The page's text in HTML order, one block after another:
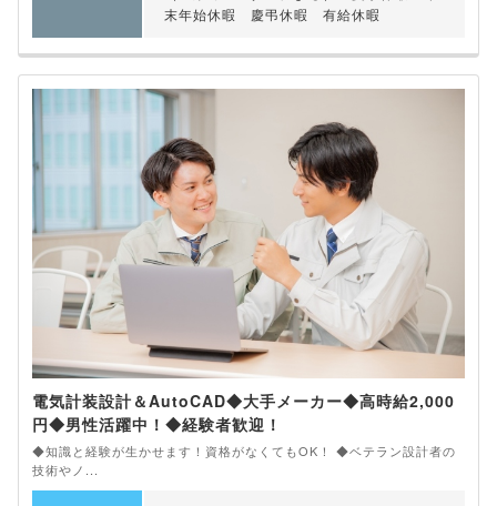
末年始休暇 慶弔休暇 有給休暇
電気計装設計＆AutoCAD◆大手メーカー◆高時給2,000
円◆男性活躍中！◆経験者歓迎！
◆知識と経験が生かせます！資格がなくてもOK！ ◆ベテラン設計者の
技術やノ...